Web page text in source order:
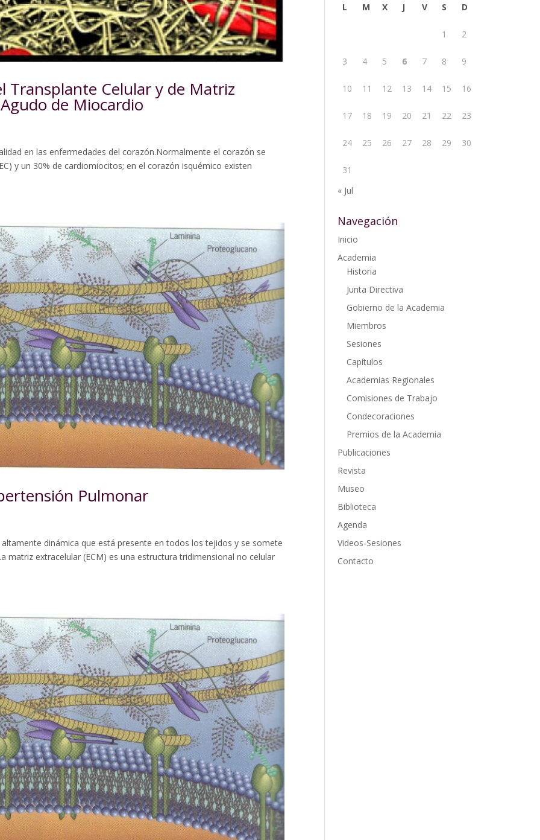
Transplante Celular y de Matriz
de Miocardio
en las enfermedades del corazón.Normalmente el corazón se
y un 30% de cardiomiocitos; en el corazón isquémico existen
Pulmonar
dinámica que está presente en todos los tejidos y se somete
extracelular (ECM) es una estructura tridimensional no celular
L M X J V S D
1 2
3 4 5 6 7 8 9
10 11 12 13 14 15 16
17 18 19 20 21 22 23
24 25 26 27 28 29 30
31
« Jul
Navegación
Inicio
Academia
Historia
Junta Directiva
Gobierno de la Academia
Miembros
Sesiones
Capítulos
Academias Regionales
Comisiones de Trabajo
Condecoraciones
Premios de la Academia
Publicaciones
Revista
Museo
Biblioteca
Agenda
Videos-Sesiones
Contacto